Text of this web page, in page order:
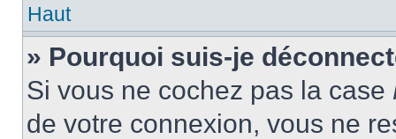
Haut
» Pourquoi suis-je
Si vous ne cochez pas la case
de votre connexion, vous ne